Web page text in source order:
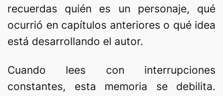
recuerdas quién es un personaje, qué
ocurrió en capítulos anteriores o qué idea
está desarrollando el autor.
Cuando lees con interrupciones
constantes, esta memoria se debilita.